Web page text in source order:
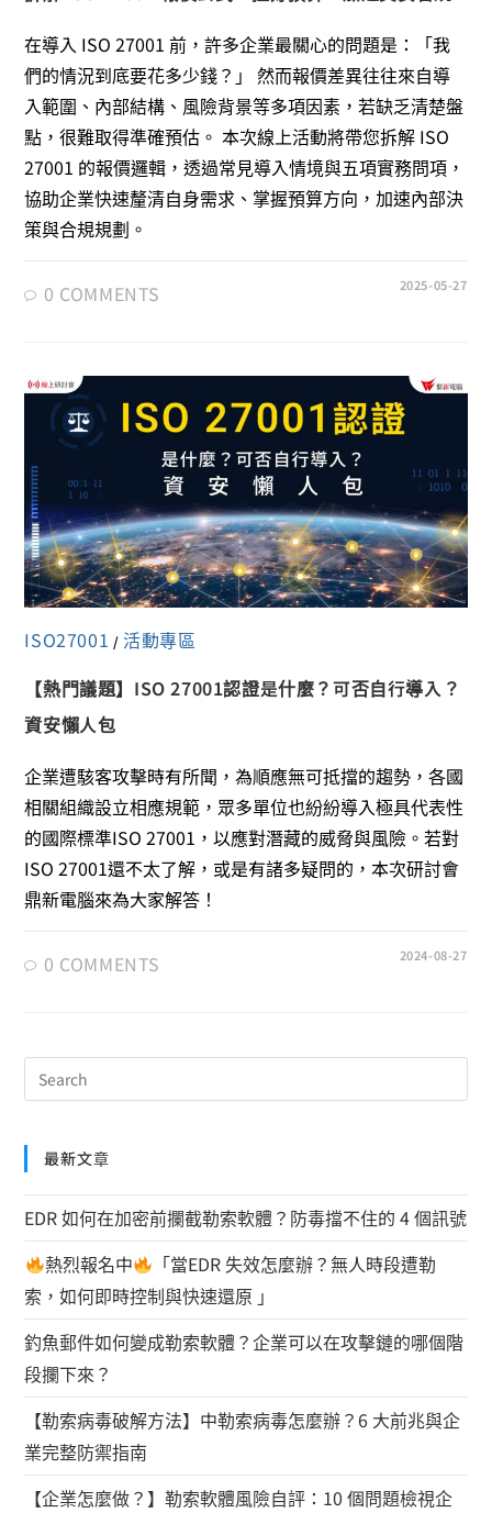
在導入 ISO 27001 前，許多企業最關心的問題是：「我
們的情況到底要花多少錢？」 然而報價差異往往來自導
入範圍、內部結構、風險背景等多項因素，若缺乏清楚盤
點，很難取得準確預估。 本次線上活動將帶您拆解 ISO
27001 的報價邏輯，透過常見導入情境與五項實務問項，
協助企業快速釐清自身需求、掌握預算方向，加速內部決
策與合規規劃。
0 COMMENTS 2025-05-27
ISO27001 / 活動專區
【熱門議題】ISO 27001認證是什麼？可否自行導入？
資安懶人包
企業遭駭客攻擊時有所聞，為順應無可抵擋的趨勢，各國
相關組織設立相應規範，眾多單位也紛紛導入極具代表性
的國際標準ISO 27001，以應對潛藏的威脅與風險。若對
ISO 27001還不太了解，或是有諸多疑問的，本次研討會
鼎新電腦來為大家解答！
0 COMMENTS 2024-08-27
最新文章
EDR 如何在加密前攔截勒索軟體？防毒擋不住的 4 個訊號
熱烈報名中
「當EDR 失效怎麼辦？無人時段遭勒
索，如何即時控制與快速還原 」
釣魚郵件如何變成勒索軟體？企業可以在攻擊鏈的哪個階
段攔下來？
【勒索病毒破解方法】中勒索病毒怎麼辦？6 大前兆與企
業完整防禦指南
【企業怎麼做？】勒索軟體風險自評：10 個問題檢視企